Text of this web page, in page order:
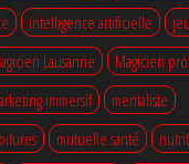
intelligence artificielle
Lausanne
Magicien
immersif
mentaliste
mutuelle santé